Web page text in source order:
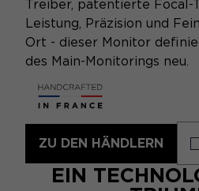
Treiber, patentierte Focal-
Leistung, Präzision und
Ort - dieser Monitor
des Main-Monitorings neu.
ZU DEN HÄNDLERN
EIN